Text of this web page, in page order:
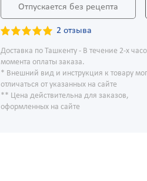
Отпускается без рецепта
2 отзыва
Доставка по Ташкенту - В течение 2-х
момента оплаты заказа.
* Внешний вид и инструкция к товару
отличаться от указанных на сайте
** Цена действительна для заказов,
оформленных на сайте